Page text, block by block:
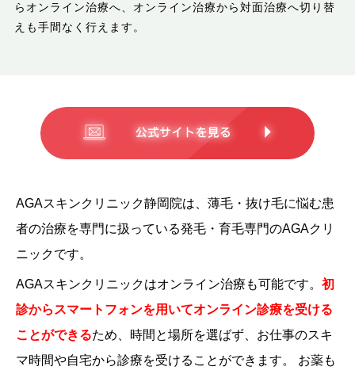
らオンライン治療へ、オンライン治療から対面治療へ切り替
えも手間なく行えます。
AGAスキンクリニック静岡院は、薄毛・抜け毛に悩む患
者の治療を専門に扱っている発毛・育毛専門のAGAクリ
ニックです。
AGAスキンクリニックはオンライン治療も可能です。 初
診からスマートフォンを用いてオンライン診療を受ける
ことができるため、時間と場所を選ばず、お仕事のスキ
マ時間や自宅から診療を受けることができます。
お薬も